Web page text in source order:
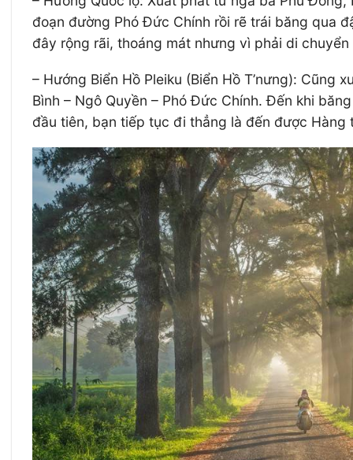
đoạn đường Phó Đức Chính rồi rẽ trái băng qua
đây rộng rãi, thoáng mát nhưng vì phải di
– Hướng Biển Hồ Pleiku (Biển Hồ T’nưng):
Bình – Ngô Quyền – Phó Đức Chính. Đến khi
đầu tiên, bạn tiếp tục đi thẳng là đến được